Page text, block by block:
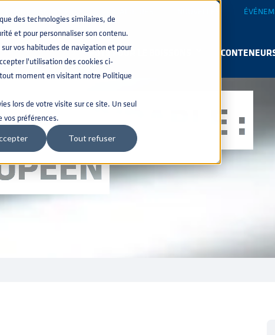
des technologies similaires, de
et pour personnaliser son contenu.
vos habitudes de navigation et pour
l'utilisation des cookies ci-
moment en visitant notre Politique
lors de votre visite sur ce site. Un seul
vos préférences.
Tout refuser
CARRIERES
FÛTS POUR LE BOISSONS
INOXYDABLE :